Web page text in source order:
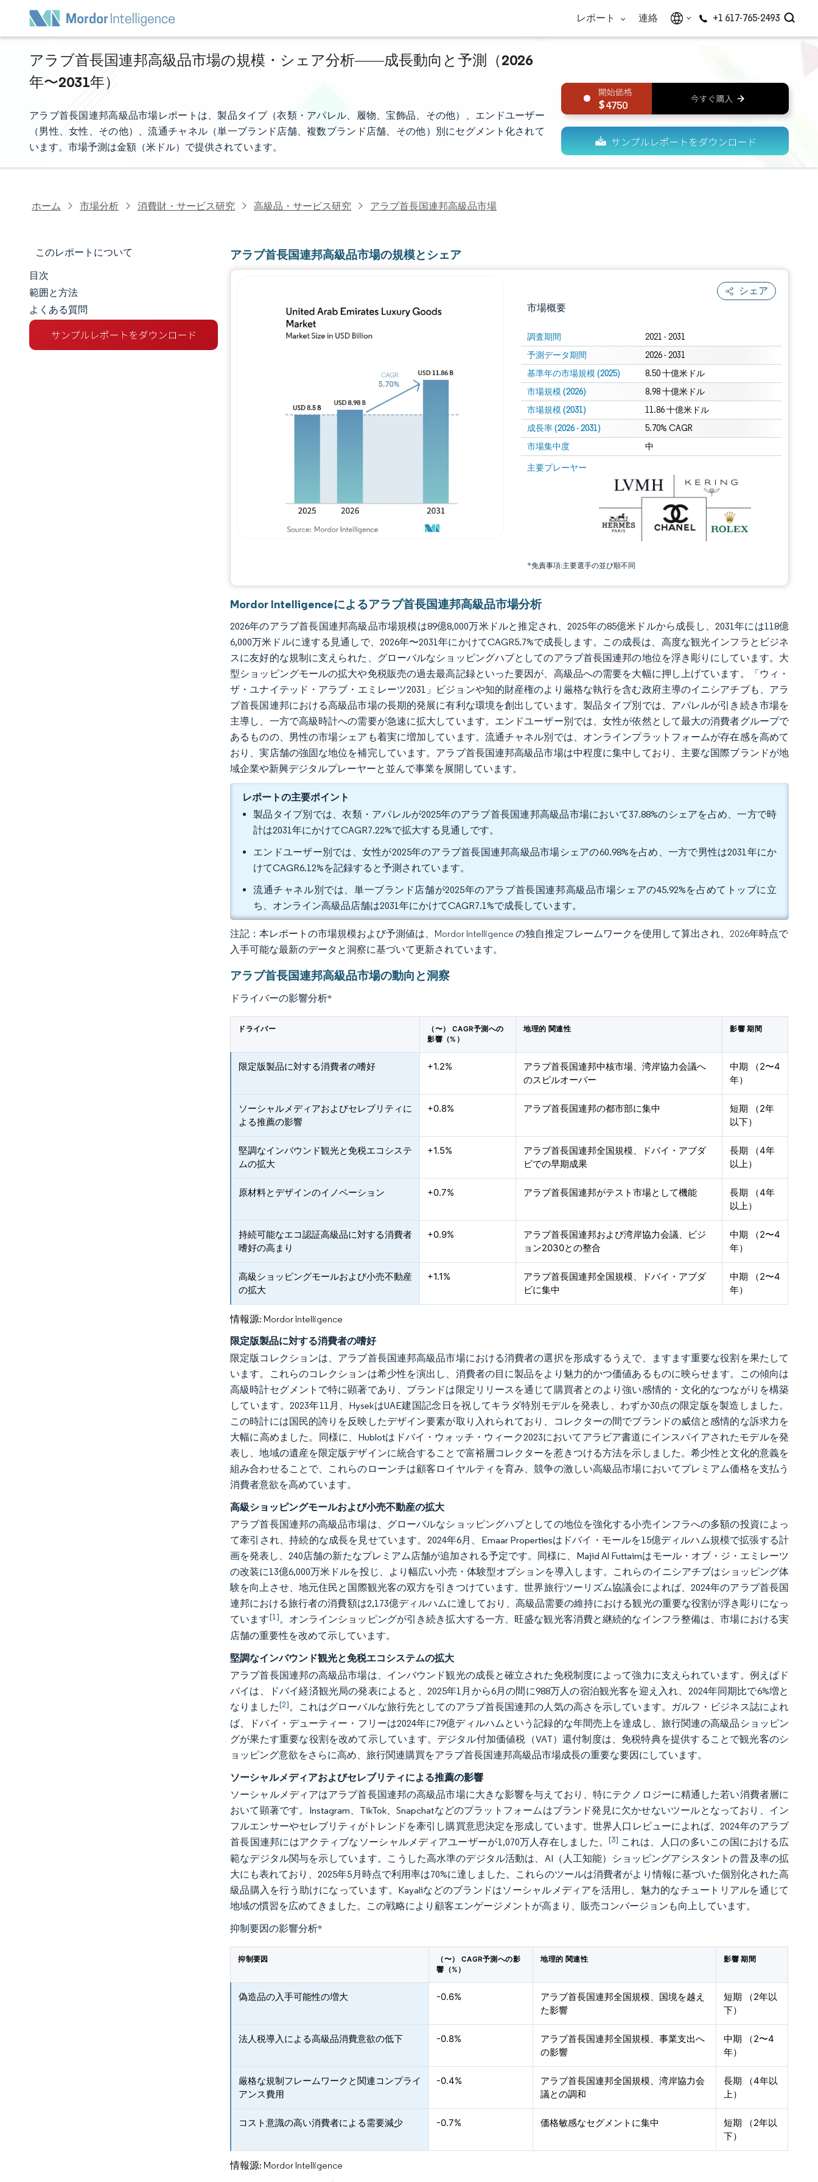
レポート 連絡 +1 617-765-2493
アラブ首長国連邦高級品市場の規模・シェア分析――成長動向と予測（2026
年〜2031年）
アラブ首長国連邦高級品市場レポートは、製品タイプ（衣類・アパレル、履物、宝飾品、その他）、エンドユーザー
（男性、女性、その他）、流通チャネル（単一ブランド店舗、複数ブランド店舗、その他）別にセグメント化されて
います。市場予測は金額（米ドル）で提供されています。
4750
ホーム 市場分析 消費財・サービス研究 高級品・サービス研究 アラブ首長国連邦高級品市場
このレポートについて
市場規模とシェア
市場分析
トレンドとインサイト
目次
範囲と方法
よくある質問
アラブ首長国連邦高級品市場の規模とシェア
シェア
市場概要
調査期間 2021 - 2031
予測データ期間 2026 - 2031
基準年の市場規模 (2025) 8.50 十億米ドル
市場規模 (2026) 8.98 十億米ドル
市場規模 (2031) 11.86 十億米ドル
成長率 (2026 - 2031) 5.70% CAGR
市場集中度 中
主要プレーヤー
*免責事項:主要選手の並び順不同
画像 © Mordor Intelligence。再利用にはCC BY 4.0の表示が必要です。
画像 © Mordor Intelligence。再利用にはCC BY 4.0の表示が必要です。
Mordor Intelligenceによるアラブ首長国連邦高級品市場分析
2026年のアラブ首長国連邦高級品市場規模は89億8,000万米ドルと推定され、2025年の85億米ドルから成長し、2031年には118億
6,000万米ドルに達する見通しで、2026年〜2031年にかけてCAGR5.7%で成長します。この成長は、高度な観光インフラとビジネ
スに友好的な規制に支えられた、グローバルなショッピングハブとしてのアラブ首長国連邦の地位を浮き彫りにしています。大
型ショッピングモールの拡大や免税販売の過去最高記録といった要因が、高級品への需要を大幅に押し上げています。「ウィ・
ザ・ユナイテッド・アラブ・エミレーツ2031」ビジョンや知的財産権のより厳格な執行を含む政府主導のイニシアチブも、アラ
ブ首長国連邦における高級品市場の長期的発展に有利な環境を創出しています。製品タイプ別では、アパレルが引き続き市場を
主導し、一方で高級時計への需要が急速に拡大しています。エンドユーザー別では、女性が依然として最大の消費者グループで
あるものの、男性の市場シェアも着実に増加しています。流通チャネル別では、オンラインプラットフォームが存在感を高めて
おり、実店舗の強固な地位を補完しています。アラブ首長国連邦高級品市場は中程度に集中しており、主要な国際ブランドが地
域企業や新興デジタルプレーヤーと並んで事業を展開しています。
レポートの主要ポイント
製品タイプ別では、衣類・アパレルが2025年のアラブ首長国連邦高級品市場において37.88%のシェアを占め、一方で時
計は2031年にかけてCAGR7.22%で拡大する見通しです。
エンドユーザー別では、女性が2025年のアラブ首長国連邦高級品市場シェアの60.98%を占め、一方で男性は2031年にか
けてCAGR6.12%を記録すると予測されています。
流通チャネル別では、単一ブランド店舗が2025年のアラブ首長国連邦高級品市場シェアの45.92%を占めてトップに立
ち、オンライン高級品店舗は2031年にかけてCAGR7.1%で成長しています。
注記：本レポートの市場規模および予測値は、Mordor Intelligence の独自推定フレームワークを使用して算出され、2026年時点で
入手可能な最新のデータと洞察に基づいて更新されています。
アラブ首長国連邦高級品市場の動向と洞察
ドライバーの影響分析*
ドライバー
（〜） CAGR予測への
影響（%）
地理的 関連性 影響 期間
限定版製品に対する消費者の嗜好 +1.2%
アラブ首長国連邦中核市場、湾岸協力会議へ
のスピルオーバー
中期 （2〜4
年）
ソーシャルメディアおよびセレブリティに
よる推薦の影響
+0.8% アラブ首長国連邦の都市部に集中
短期 （2年
以下）
堅調なインバウンド観光と免税エコシステ
ムの拡大
+1.5%
アラブ首長国連邦全国規模、ドバイ・アブダ
ビでの早期成果
長期 （4年
以上）
原材料とデザインのイノベーション +0.7% アラブ首長国連邦がテスト市場として機能
長期 （4年
以上）
持続可能なエコ認証高級品に対する消費者
嗜好の高まり
+0.9%
アラブ首長国連邦および湾岸協力会議、ビジ
ョン2030との整合
中期 （2〜4
年）
高級ショッピングモールおよび小売不動産
の拡大
+1.1%
アラブ首長国連邦全国規模、ドバイ・アブダ
ビに集中
中期 （2〜4
年）
情報源: Mordor Intelligence
限定版製品に対する消費者の嗜好
限定版コレクションは、アラブ首長国連邦高級品市場における消費者の選択を形成するうえで、ますます重要な役割を果たして
います。これらのコレクションは希少性を演出し、消費者の目に製品をより魅力的かつ価値あるものに映らせます。この傾向は
高級時計セグメントで特に顕著であり、ブランドは限定リリースを通じて購買者とのより強い感情的・文化的なつながりを構築
しています。2023年11月、HysekはUAE建国記念日を祝してキラダ特別モデルを発表し、わずか30点の限定版を製造しました。
この時計には国民的誇りを反映したデザイン要素が取り入れられており、コレクターの間でブランドの威信と感情的な訴求力を
大幅に高めました。同様に、Hublotはドバイ・ウォッチ・ウィーク2023においてアラビア書道にインスパイアされたモデルを発
表し、地域の遺産を限定版デザインに統合することで富裕層コレクターを惹きつける方法を示しました。希少性と文化的意義を
組み合わせることで、これらのローンチは顧客ロイヤルティを育み、競争の激しい高級品市場においてプレミアム価格を支払う
消費者意欲を高めています。
高級ショッピングモールおよび小売不動産の拡大
アラブ首長国連邦の高級品市場は、グローバルなショッピングハブとしての地位を強化する小売インフラへの多額の投資によっ
て牽引され、持続的な成長を見せています。2024年6月、Emaar Propertiesはドバイ・モールを15億ディルハム規模で拡張する計
画を発表し、240店舗の新たなプレミアム店舗が追加される予定です。同様に、Majid Al Futtaimはモール・オブ・ジ・エミレーツ
の改装に13億6,000万米ドルを投じ、より幅広い小売・体験型オプションを導入します。これらのイニシアチブはショッピング体
験を向上させ、地元住民と国際観光客の双方を引きつけています。世界旅行ツーリズム協議会によれば、2024年のアラブ首長国
連邦における旅行者の消費額は2,173億ディルハムに達しており、高級品需要の維持における観光の重要な役割が浮き彫りになっ
ています[1]。オンラインショッピングが引き続き拡大する一方、旺盛な観光客消費と継続的なインフラ整備は、市場における実
店舗の重要性を改めて示しています。
堅調なインバウンド観光と免税エコシステムの拡大
アラブ首長国連邦の高級品市場は、インバウンド観光の成長と確立された免税制度によって強力に支えられています。例えばド
バイは、ドバイ経済観光局の発表によると、2025年1月から6月の間に988万人の宿泊観光客を迎え入れ、2024年同期比で6%増と
なりました[2]。これはグローバルな旅行先としてのアラブ首長国連邦の人気の高さを示しています。ガルフ・ビジネス誌によれ
ば、ドバイ・デューティー・フリーは2024年に79億ディルハムという記録的な年間売上を達成し、旅行関連の高級品ショッピン
グが果たす重要な役割を改めて示しています。デジタル付加価値税（VAT）還付制度は、免税特典を提供することで観光客のシ
ョッピング意欲をさらに高め、旅行関連購買をアラブ首長国連邦高級品市場成長の重要な要因にしています。
ソーシャルメディアおよびセレブリティによる推薦の影響
ソーシャルメディアはアラブ首長国連邦の高級品市場に大きな影響を与えており、特にテクノロジーに精通した若い消費者層に
おいて顕著です。Instagram、TikTok、Snapchatなどのプラットフォームはブランド発見に欠かせないツールとなっており、イン
フルエンサーやセレブリティがトレンドを牽引し購買意思決定を形成しています。世界人口レビューによれば、2024年のアラブ
首長国連邦にはアクティブなソーシャルメディアユーザーが1,070万人存在しました。[3] これは、人口の多いこの国における広
範なデジタル関与を示しています。こうした高水準のデジタル活動は、AI（人工知能）ショッピングアシスタントの普及率の拡
大にも表れており、2025年5月時点で利用率は70%に達しました。これらのツールは消費者がより情報に基づいた個別化された高
級品購入を行う助けになっています。Kayaliなどのブランドはソーシャルメディアを活用し、魅力的なチュートリアルを通じて
地域の慣習を広めてきました。この戦略により顧客エンゲージメントが高まり、販売コンバージョンも向上しています。
抑制要因の影響分析*
抑制要因
（〜） CAGR予測への影
響（%）
地理的 関連性 影響 期間
偽造品の入手可能性の増大 -0.6%
アラブ首長国連邦全国規模、国境を越え
た影響
短期 （2年以
下）
法人税導入による高級品消費意欲の低下 -0.8%
アラブ首長国連邦全国規模、事業支出へ
の影響
中期 （2〜4
年）
厳格な規制フレームワークと関連コンプライ
アンス費用
-0.4%
アラブ首長国連邦全国規模、湾岸協力会
議との調和
長期 （4年以
上）
コスト意識の高い消費者による需要減少 -0.7% 価格敏感なセグメントに集中
短期 （2年以
下）
情報源: Mordor Intelligence